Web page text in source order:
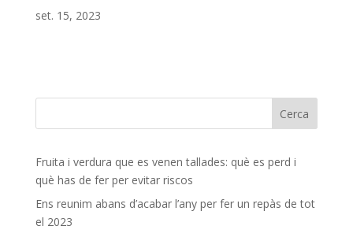
set. 15, 2023
Fruita i verdura que es venen tallades: què es perd i
què has de fer per evitar riscos
Ens reunim abans d’acabar l’any per fer un repàs de tot
el 2023